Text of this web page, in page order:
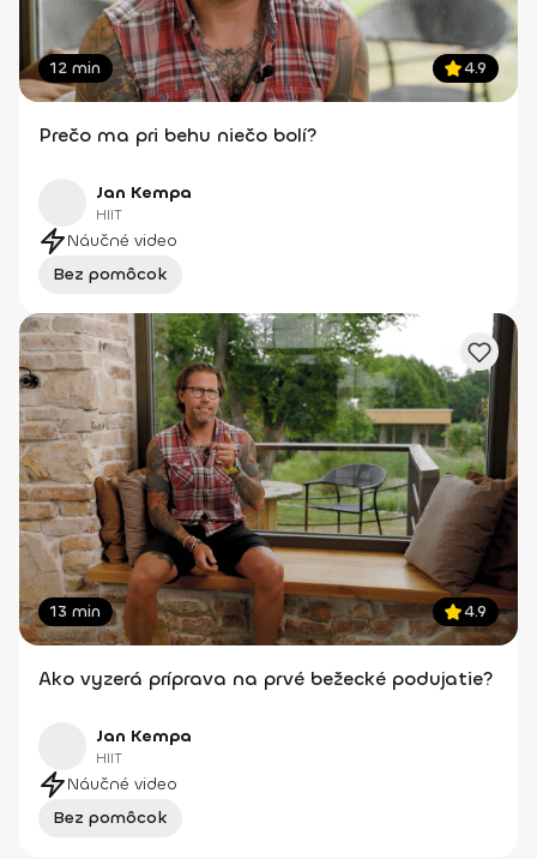
12 min 4.9
Prečo ma pri behu niečo bolí?
Jan Kempa
HIIT
Náučné video
Bez pomôcok
13 min 4.9
Ako vyzerá príprava na prvé bežecké podujatie?
Jan Kempa
HIIT
Náučné video
Bez pomôcok